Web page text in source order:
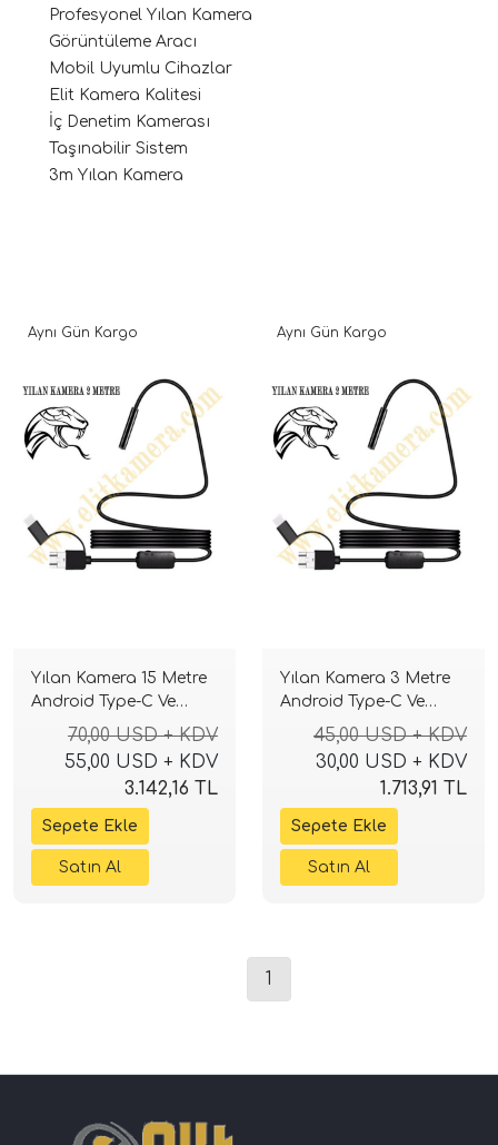
Profesyonel Yılan Kamera
Görüntüleme Aracı
Mobil Uyumlu Cihazlar
Elit Kamera Kalitesi
İç Denetim Kamerası
Taşınabilir Sistem
3m Yılan Kamera
Yılan Kamera 15 Metre
Android Type-C Ve
Laptop Uyumlu
70,00 USD + KDV
55,00 USD + KDV
3.142,16 TL
Aynı Gün Kargo
Yılan Kamera 3 Metre
Android Type-C Ve
Laptop Uyumlu
45,00 USD + KDV
30,00 USD + KDV
1.713,91 TL
Aynı Gün Kargo
1